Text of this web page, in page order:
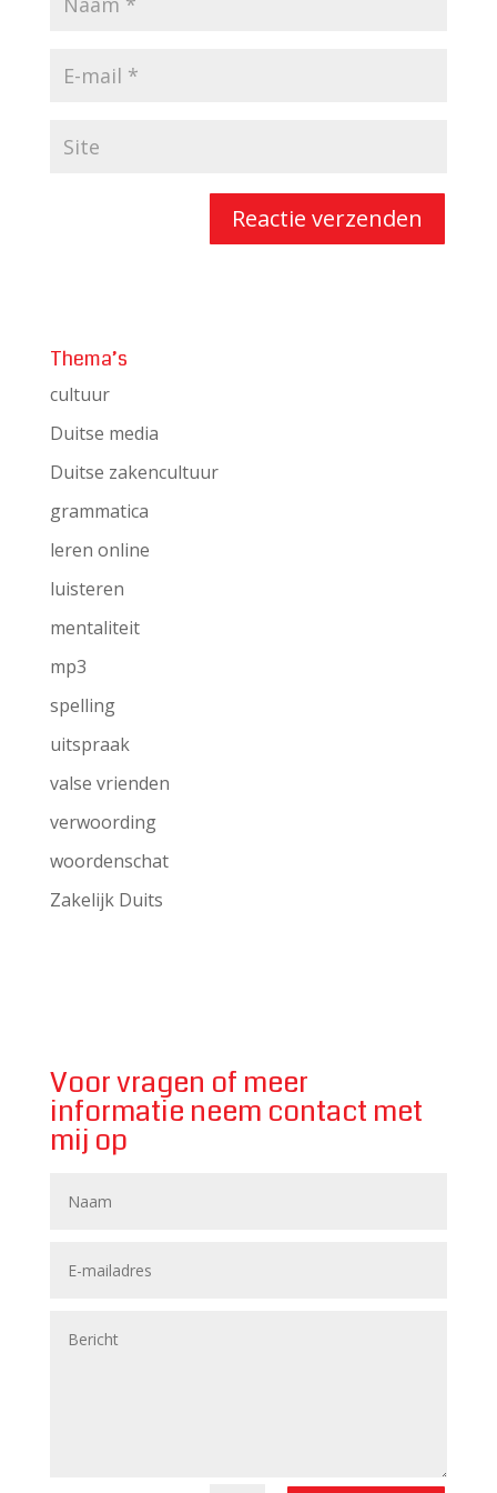
Thema’s
cultuur
Duitse media
Duitse zakencultuur
grammatica
leren online
luisteren
mentaliteit
mp3
spelling
uitspraak
valse vrienden
verwoording
woordenschat
Zakelijk Duits
Voor vragen of meer
informatie neem contact met
mij op